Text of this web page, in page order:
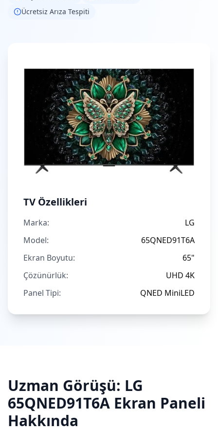
Ücretsiz Arıza Tespiti
TV Özellikleri
Marka:
LG
Model:
65QNED91T6A
Ekran Boyutu:
65"
Çözünürlük:
UHD 4K
Panel Tipi:
QNED MiniLED
Uzman Görüşü: LG
65QNED91T6A Ekran Paneli
Hakkında